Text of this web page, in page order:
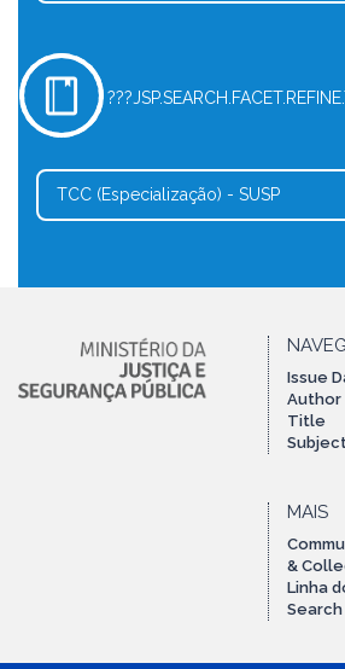
TCC (Especialização) - SUSP
Issue
Author
Title
MAIS
&
Linha
Search